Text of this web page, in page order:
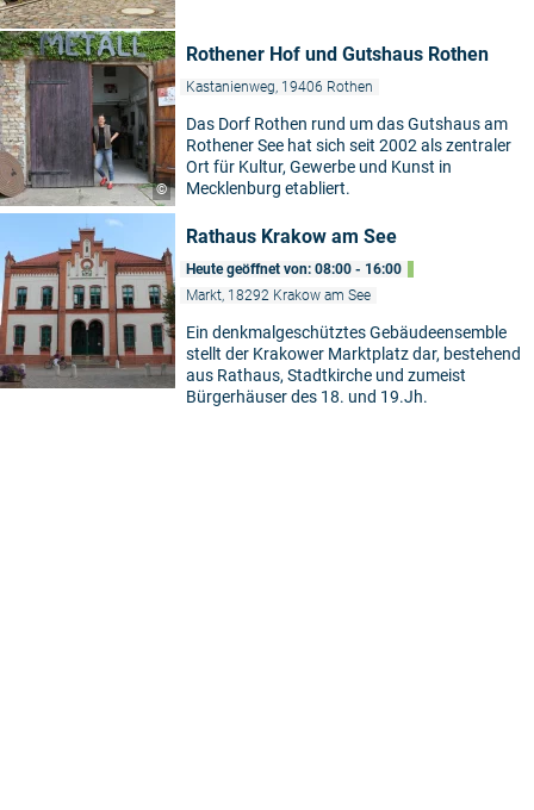
©
Rothener Hof und Gutshaus Rothen
Kastanienweg, 19406 Rothen
Das Dorf Rothen rund um das Gutshaus am
Rothener See hat sich seit 2002 als zentraler
Ort für Kultur, Gewerbe und Kunst in
Mecklenburg etabliert.
Rathaus Krakow am See
Heute geöffnet von: 08:00 - 16:00
Markt, 18292 Krakow am See
Ein denkmalgeschütztes Gebäudeensemble
stellt der Krakower Marktplatz dar, bestehend
aus Rathaus, Stadtkirche und zumeist
Bürgerhäuser des 18. und 19.Jh.